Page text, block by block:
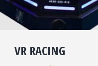
VR RACING